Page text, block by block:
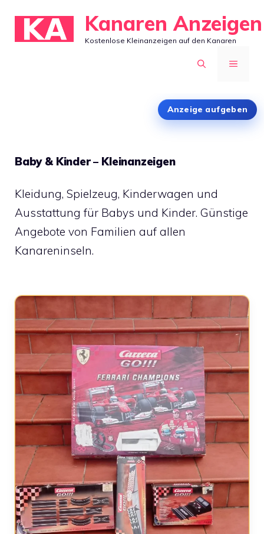
Inhalt
springen
Kanaren Anzeigen
Kostenlose Kleinanzeigen auf den Kanaren
MENÜ
Anzeige aufgeben
Baby & Kinder – Kleinanzeigen
Kleidung, Spielzeug, Kinderwagen und
Ausstattung für Babys und Kinder. Günstige
Angebote von Familien auf allen
Kanareninseln.